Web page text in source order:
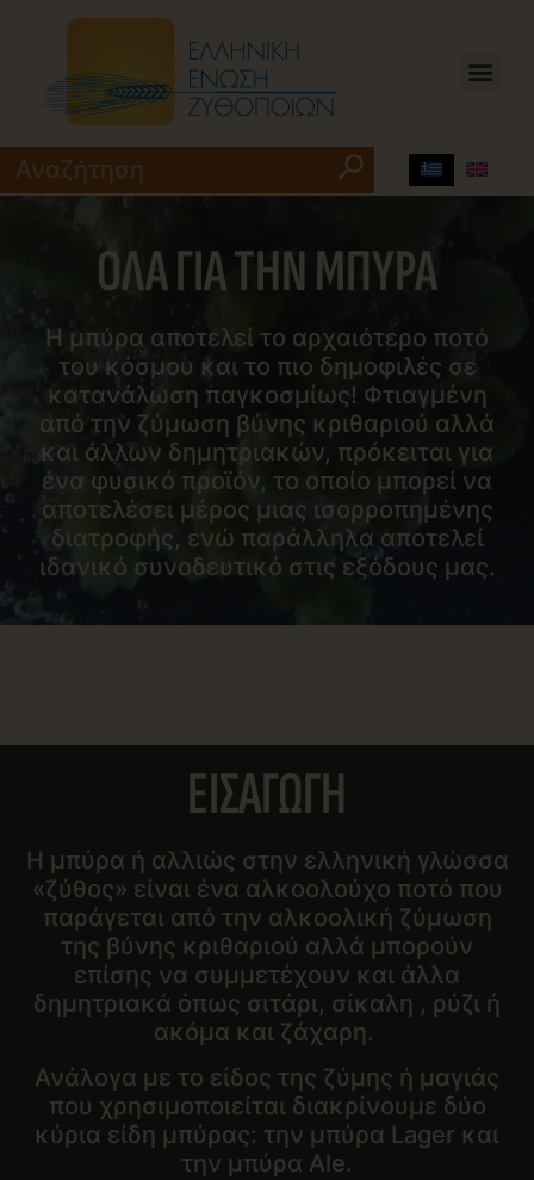
OΛΑ ΓΙΑ ΤΗΝ ΜΠΥΡΑ
Η μπύρα αποτελεί το αρχαιότερο ποτό
του κόσμου και το πιο δημοφιλές σε
κατανάλωση παγκοσμίως! Φτιαγμένη
από την ζύμωση βύνης κριθαριού αλλά
και άλλων δημητριακών, πρόκειται για
ένα φυσικό προϊόν, το οποίο μπορεί να
αποτελέσει μέρος μιας ισορροπημένης
διατροφής, ενώ παράλληλα αποτελεί
ιδανικό συνοδευτικό στις εξόδους μας.
ΕΙΣΑΓΩΓΗ
Η μπύρα ή αλλιώς στην ελληνική γλώσσα
«ζύθος» είναι ένα αλκοολούχο ποτό που
παράγεται από την αλκοολική ζύμωση
της βύνης κριθαριού αλλά μπορούν
επίσης να συμμετέχουν και άλλα
δημητριακά όπως σιτάρι, σίκαλη , ρύζι ή
ακόμα και ζάχαρη.
Ανάλογα με το είδος της ζύμης ή μαγιάς
που χρησιμοποιείται διακρίνουμε δύο
κύρια είδη μπύρας: την μπύρα Lager και
την μπύρα Ale.